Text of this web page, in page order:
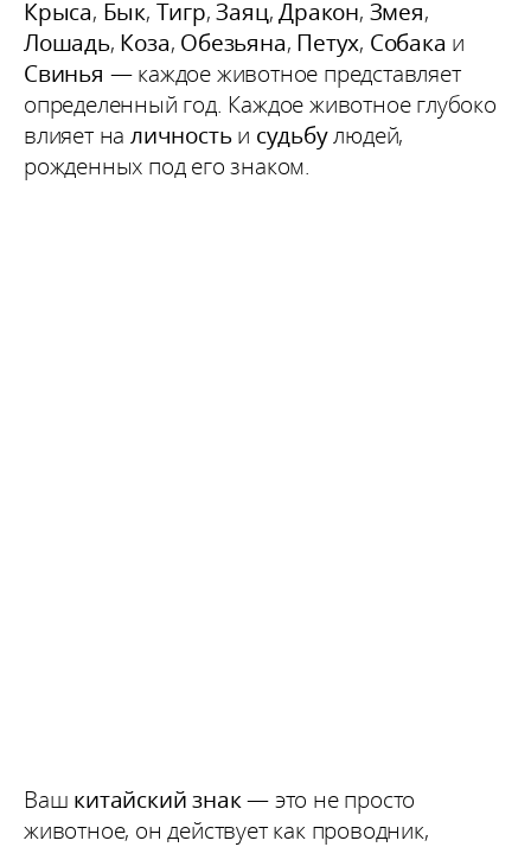
Крыса, Бык, Тигр,Заяц,Дракон, Змея,
Лошадь, Коза, Обезьяна, Петух, Собака и
Свинья — каждое животное представляет
определенный год. Каждое животное глубоко
влияет наличностьи судьбулюдей,
рожденных под его знаком.
Ваш китайский знак— это не просто
животное, он действует как проводник,